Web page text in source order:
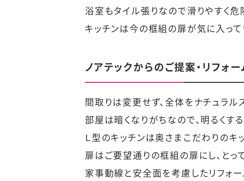
浴室もタイル張りなので滑りやすく危
キッチンは今の框組の扉が気に入って
ノアテックからのご提案・リフォ
間取りは変更せず、全体をナチュラル
部屋は暗くなりがちなので、明るくす
Ｌ型のキッチンは奥さまこだわりのキ
扉はご要望通りの框組の扉にし、とっ
家事動線と安全面を考慮したリフォー